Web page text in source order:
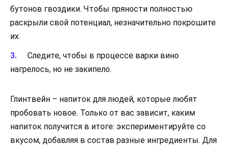
бутонов гвоздики. Чтобы пряности полностью
раскрыли свой потенциал, незначительно покрошите
их.
Следите, чтобы в процессе варки вино
нагрелось, но не закипело.
Глинтвейн – напиток для людей, которые любят
пробовать новое. Только от вас зависит, каким
напиток получится в итоге: экспериментируйте со
вкусом, добавляя в состав разные ингредиенты. Для